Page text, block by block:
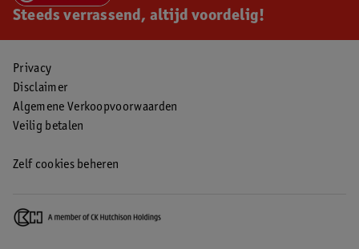
Steeds verrassend, altijd voordelig!
Privacy
Disclaimer
Algemene Verkoopvoorwaarden
Veilig betalen
Zelf cookies beheren